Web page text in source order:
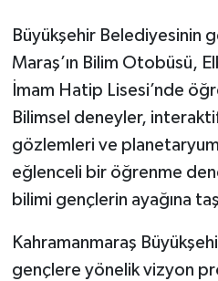
Büyükşehir Belediyesinin
Maraş’ın Bilim Otobüsü,
İmam Hatip Lisesi’nde
Bilimsel deneyler,
gözlemleri ve
eğlenceli bir öğrenme
bilimi gençlerin ayağına
Kahramanmaraş
gençlere yönelik vizyon